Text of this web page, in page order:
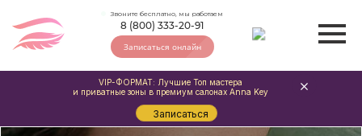
Звоните бесплатно, мы работаем
8 (800) 333-20-91
Записаться онлайн
VIP-ФОРМАТ: Лучшие Топ мастера
и приватные зоны в премиум салонах Anna Key
Записаться